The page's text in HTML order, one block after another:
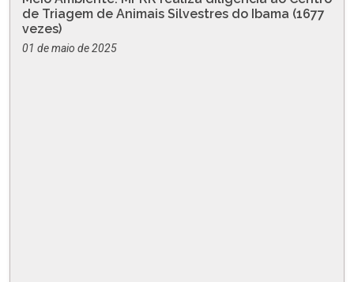
de Triagem de Animais Silvestres do Ibama (1677
vezes)
01 de maio de 2025